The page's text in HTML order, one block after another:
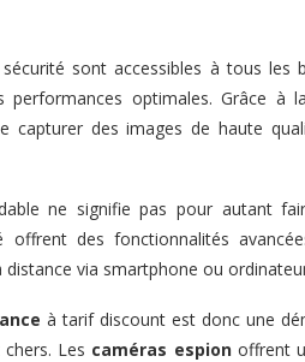
sont accessibles à tous les
optimales. Grâce à
capturer des images de haute
ne signifie pas pour autant
offrent des fonctionnalités
distance via smartphone ou
à tarif discount est donc une
Les caméras espionoffrent